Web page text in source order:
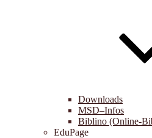
Downloads
MSD–Infos
Biblino (Online-
EduPage